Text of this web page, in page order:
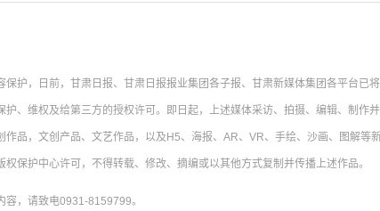
保护，日前，甘肃日报、甘肃日报报业集团各子报、甘肃新媒体集团各平台已
护、维权及给第三方的授权许可。即日起，上述媒体采访、拍摄、编辑、制作
作品，文创产品、文艺作品，以及H5、海报、AR、VR、手绘、沙画、图解等
权保护中心许可，不得转载、修改、摘编或以其他方式复制并传播上述作品。
容，请致电0931-8159799。